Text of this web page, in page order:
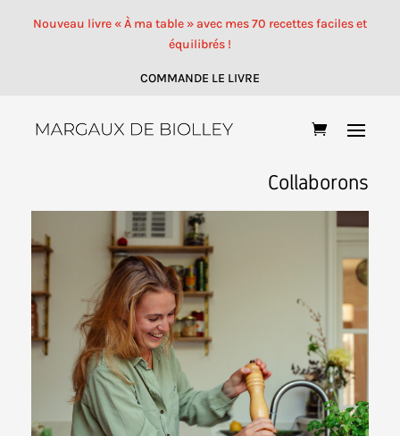
Nouveau livre « À ma table » avec mes 70 recettes faciles et
équilibrés !
COMMANDE LE LIVRE
Collaborons